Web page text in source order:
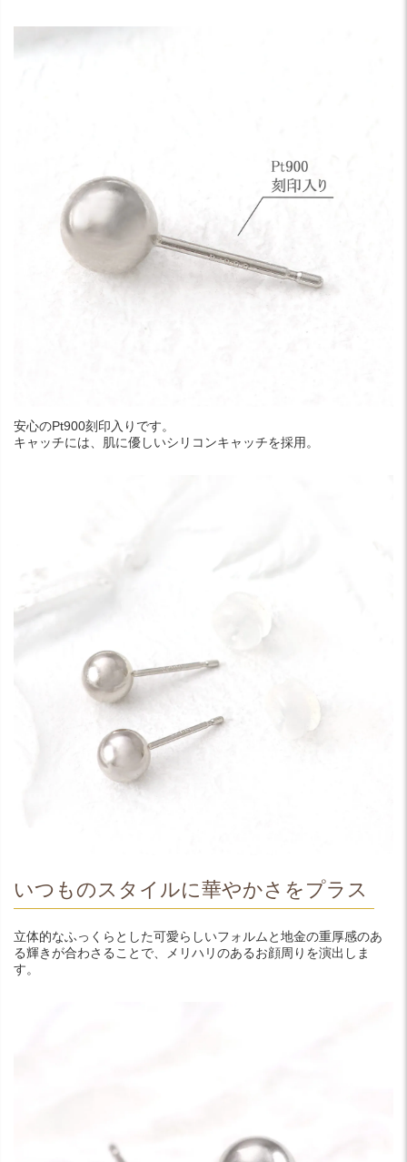
安心のPt900刻印入りです。
キャッチには、肌に優しいシリコンキャッチを採用。
いつものスタイルに華やかさをプラス
立体的なふっくらとした可愛らしいフォルムと地金の重厚感のあ
る輝きが合わさることで、メリハリのあるお顔周りを演出しま
す。